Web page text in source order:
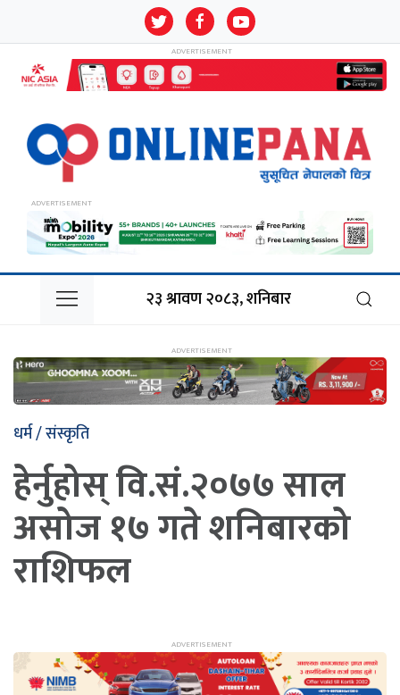
२३ श्रावण २०८३, शनिबार
धर्म / संस्कृति
हेर्नुहोस् वि.सं.२०७७ साल
असोज १७ गते शनिबारको
राशिफल